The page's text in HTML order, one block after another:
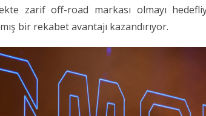
zarif off-road markası olmayı
bir rekabet avantajı kazandırıyor.